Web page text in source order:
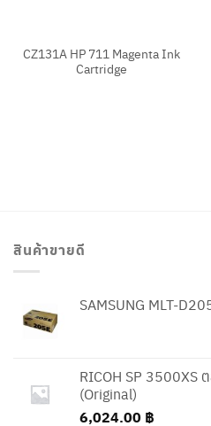
CZ131A HP 711 Magenta Ink
Cartridge
สินค้าขายดี
SAMSUNG MLT-
RICOH SP 3500XS
(Original)
6,024.00 ฿